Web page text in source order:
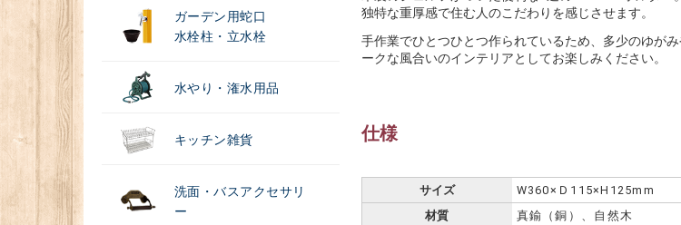
ガーデン用蛇口
水栓柱・立水栓
水やり・潅水用品
キッチン雑貨
洗面・バスアクセサリ
ー
独特な重厚感で住む人のこだわりを感じさせます。
手作業でひとつひとつ作られているため、多少のゆが
ークな風合いのインテリアとしてお楽しみください。
仕様
サイズ
W360×Ｄ115×H125mm
材質
真鍮（銅）、自然木